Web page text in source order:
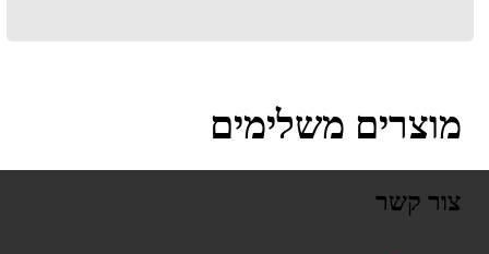
מוצרים משלימים
צור קשר